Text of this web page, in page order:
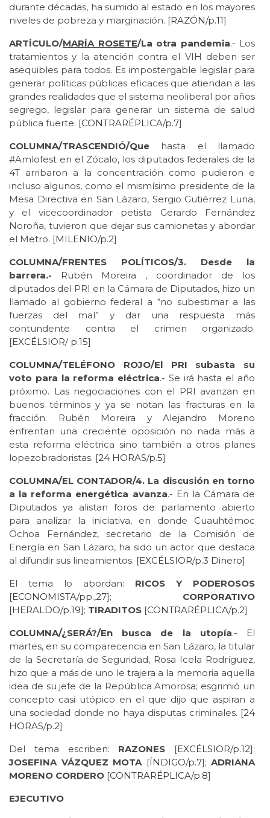
durante décadas, ha sumido al estado en los mayores
niveles de pobreza y marginación. [RAZÓN/p.11]
ARTÍCULO/MARÍA ROSETE/La otra pandemia.- Los
tratamientos y la atención contra el VIH deben ser
asequibles para todos. Es impostergable legislar para
generar políticas públicas eficaces que atiendan a las
grandes realidades que el sistema neoliberal por años
segrego, legislar para generar un sistema de salud
pública fuerte. [CONTRARÉPLICA/p.7]
COLUMNA/TRASCENDIÓ/Que hasta el llamado
#Amlofest en el Zócalo, los diputados federales de la
4T arribaron a la concentración como pudieron e
incluso algunos, como el mismísimo presidente de la
Mesa Directiva en San Lázaro, Sergio Gutiérrez Luna,
y el vicecoordinador petista Gerardo Fernández
Noroña, tuvieron que dejar sus camionetas y abordar
el Metro. [MILENIO/p.2]
COLUMNA/FRENTES POLÍTICOS/3. Desde la
barrera.- Rubén Moreira , coordinador de los
diputados del PRI en la Cámara de Diputados, hizo un
llamado al gobierno federal a “no subestimar a las
fuerzas del mal” y dar una respuesta más
contundente contra el crimen organizado.
[EXCÉLSIOR/ p.15]
COLUMNA/TELÉFONO ROJO/El PRI subasta su
voto para la reforma eléctrica.- Se irá hasta el año
próximo. Las negociaciones con el PRI avanzan en
buenos términos y ya se notan las fracturas en la
fracción. Rubén Moreira y Alejandro Moreno
enfrentan una creciente oposición no nada más a
esta reforma eléctrica sino también a otros planes
lopezobradoristas. [24 HORAS/p.5]
COLUMNA/EL CONTADOR/4. La discusión en torno
a la reforma energética avanza.- En la Cámara de
Diputados ya alistan foros de parlamento abierto
para analizar la iniciativa, en donde Cuauhtémoc
Ochoa Fernández, secretario de la Comisión de
Energía en San Lázaro, ha sido un actor que destaca
al difundir sus lineamientos. [EXCÉLSIOR/p.3 Dinero]
El tema lo abordan: RICOS Y PODEROSOS
[ECONOMISTA/pp.,27]; CORPORATIVO
[HERALDO/p.19]; TIRADITOS [CONTRARÉPLICA/p.2]
COLUMNA/¿SERÁ?/En busca de la utopía.- El
martes, en su comparecencia en San Lázaro, la titular
de la Secretaría de Seguridad, Rosa Icela Rodríguez,
hizo que a más de uno le trajera a la memoria aquella
idea de su jefe de la República Amorosa; esgrimió un
concepto casi utópico en el que dijo que aspiran a
una sociedad donde no haya disputas criminales. [24
HORAS/p.2]
Del tema escriben: RAZONES [EXCÉLSIOR/p.12];
JOSEFINA VÁZQUEZ MOTA [ÍNDIGO/p.7]; ADRIANA
MORENO CORDERO [CONTRARÉPLICA/p.8]
EJECUTIVO